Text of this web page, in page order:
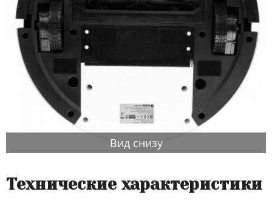
Вид снизу
Технические характеристики